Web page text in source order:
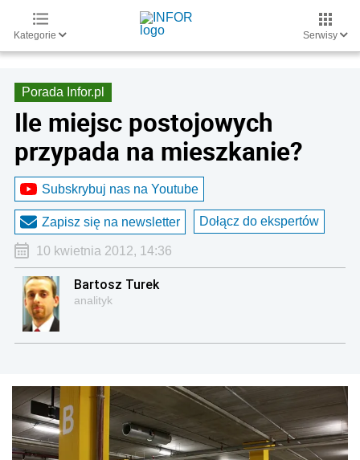
Kategorie Serwisy
Porada Infor.pl
Ile miejsc postojowych
przypada na mieszkanie?
Subskrybuj nas na Youtube
Zapisz się na newsletter Dołącz do ekspertów
10 kwietnia 2012, 14:36
Bartosz Turek
analityk